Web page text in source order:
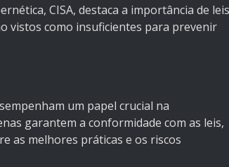
CISA, destaca a importância de leis
vistos como insuficientes para prevenir
um papel crucial na
garantem a conformidade com as leis,
as melhores práticas e os riscos